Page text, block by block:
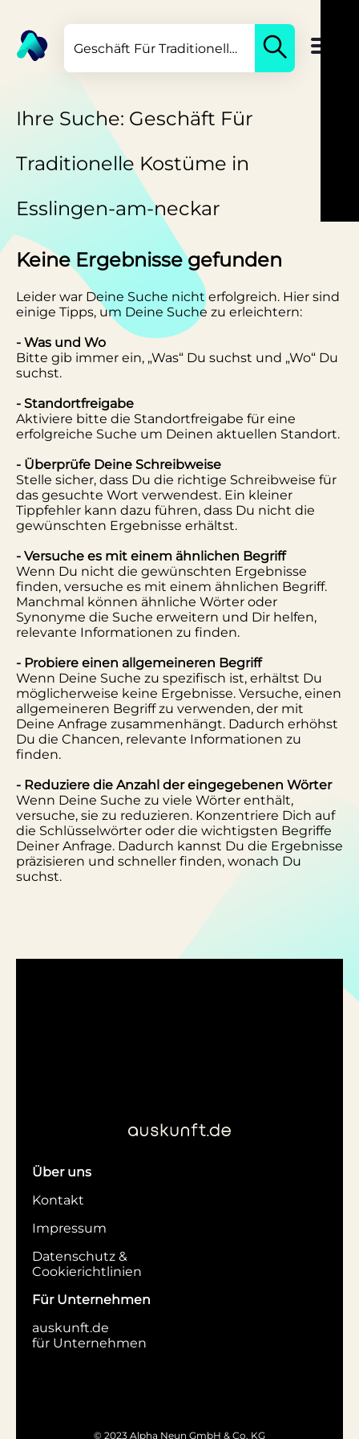
Ihre Suche: Geschäft Für
Traditionelle Kostüme in
Esslingen-am-neckar
Keine Ergebnisse gefunden
Leider war Deine Suche nicht erfolgreich. Hier sind
einige Tipps, um Deine Suche zu erleichtern:
- Was und Wo
Bitte gib immer ein, „Was“ Du suchst und „Wo“ Du
suchst.
- Standortfreigabe
Aktiviere bitte die Standortfreigabe für eine
erfolgreiche Suche um Deinen aktuellen Standort.
- Überprüfe Deine Schreibweise
Stelle sicher, dass Du die richtige Schreibweise für
das gesuchte Wort verwendest. Ein kleiner
Tippfehler kann dazu führen, dass Du nicht die
gewünschten Ergebnisse erhältst.
- Versuche es mit einem ähnlichen Begriff
Wenn Du nicht die gewünschten Ergebnisse
finden, versuche es mit einem ähnlichen Begriff.
Manchmal können ähnliche Wörter oder
Synonyme die Suche erweitern und Dir helfen,
relevante Informationen zu finden.
- Probiere einen allgemeineren Begriff
Wenn Deine Suche zu spezifisch ist, erhältst Du
möglicherweise keine Ergebnisse. Versuche, einen
allgemeineren Begriff zu verwenden, der mit
Deine Anfrage zusammenhängt. Dadurch erhöhst
Du die Chancen, relevante Informationen zu
finden.
- Reduziere die Anzahl der eingegebenen Wörter
Wenn Deine Suche zu viele Wörter enthält,
versuche, sie zu reduzieren. Konzentriere Dich auf
die Schlüsselwörter oder die wichtigsten Begriffe
Deiner Anfrage. Dadurch kannst Du die Ergebnisse
präzisieren und schneller finden, wonach Du
suchst.
Über uns
Kontakt
Impressum
Datenschutz &
Cookierichtlinien
Für Unternehmen
auskunft.de
für Unternehmen
© 2023 Alpha Neun GmbH & Co. KG